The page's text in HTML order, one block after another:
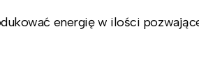
energię w ilości